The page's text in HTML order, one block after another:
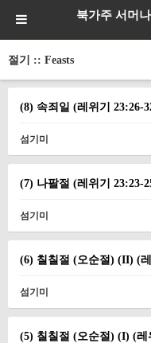
북가주 서머
절기 :: Feasts
(8) 속죄일 (레위기 23:26-
섬기미
(7) 나팔절 (레위기 23:23-
섬기미
(6) 칠칠절 (오순절) (II) (
섬기미
(5) 칠칠절 (오순절) (I) (레